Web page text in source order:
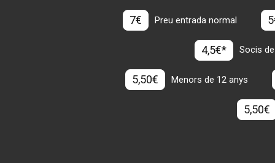
7€ Preu entrada normal
4,5€* Socis
5,50€ Menors de 12 anys
5,50€